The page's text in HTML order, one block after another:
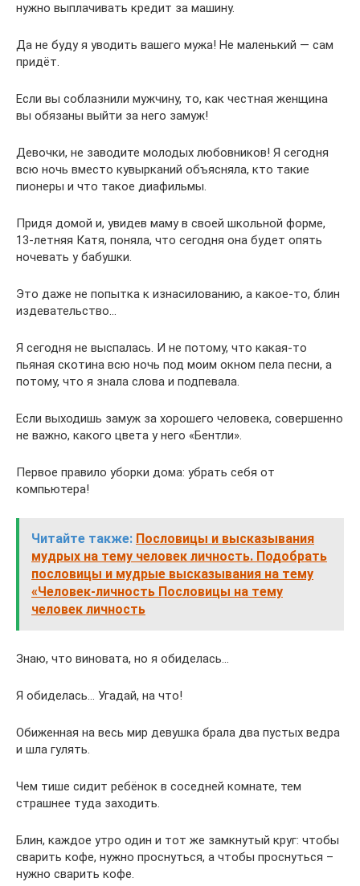
нужно выплачивать кредит за машину.
Да не буду я уводить вашего мужа! Не маленький — сам
придёт.
Если вы соблазнили мужчину, то, как честная женщина
вы обязаны выйти за него замуж!
Девочки, не заводите молодых любовников! Я сегодня
всю ночь вместо кувырканий объясняла, кто такие
пионеры и что такое диафильмы.
Придя домой и, увидев маму в своей школьной форме,
13-летняя Катя, поняла, что сегодня она будет опять
ночевать у бабушки.
Это даже не попытка к изнасилованию, а какое-то, блин
издевательство…
Я сегодня не выспалась. И не потому, что какая-то
пьяная скотина всю ночь под моим окном пела песни, а
потому, что я знала слова и подпевала.
Если выходишь замуж за хорошего человека, совершенно
не важно, какого цвета у него «Бентли».
Первое правило уборки дома: убрать себя от
компьютера!
Читайте также: Пословицы и высказывания
мудрых на тему человек личность. Подобрать
пословицы и мудрые высказывания на тему
«Человек-личность Пословицы на тему
человек личность
Знаю, что виновата, но я обиделась…
Я обиделась… Угадай, на что!
Обиженная на весь мир девушка брала два пустых ведра
и шла гулять.
Чем тише сидит ребёнок в соседней комнате, тем
страшнее туда заходить.
Блин, каждое утро один и тот же замкнутый круг: чтобы
сварить кофе, нужно проснуться, а чтобы проснуться –
нужно сварить кофе.